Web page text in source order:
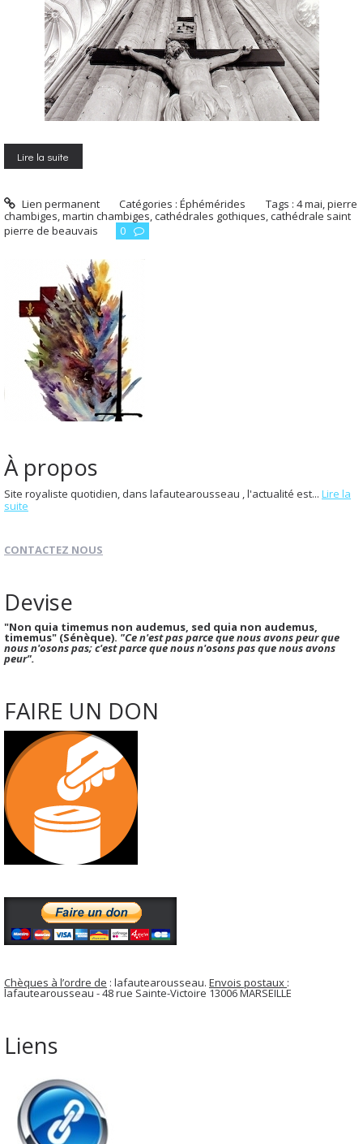
Lire la suite
Lien permanent Catégories :Éphémérides Tags :4 mai,pierre
chambiges,martin chambiges,cathédrales gothiques,cathédrale saint
pierre de beauvais
0
À propos
Site royaliste quotidien, dans lafautearousseau , l'actualité est... Lire la
suite
CONTACTEZ NOUS
Devise
"Non quia timemus non audemus, sed quia non audemus,
timemus" (Sénèque). "Ce n'est pas parce que nous avons peur que
nous n'osons pas; c'est parce que nous n'osons pas que nous avons
peur".
FAIRE UN DON
Chèques à l’ordre de : lafautearousseau. Envois postaux :
lafautearousseau - 48 rue Sainte-Victoire 13006 MARSEILLE
Liens